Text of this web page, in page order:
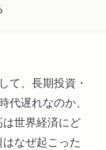
て、長期投資・
代遅れなのか、
世界経済にど
なぜ起こった